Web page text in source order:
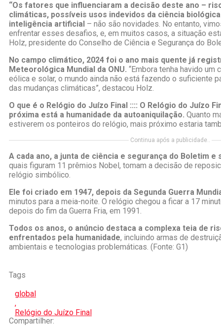
“Os fatores que influenciaram a decisão deste ano –
climáticas, possíveis usos indevidos da ciência
inteligência artificial – não são novidades. No entanto,
enfrentar esses desafios, e, em muitos casos, a situação
Holz, presidente do Conselho de Ciência e Segurança do
No campo climático, 2024 foi o ano mais quente já
Meteorológica Mundial da ONU. “Embora tenha havido
eólica e solar, o mundo ainda não está fazendo o suficiente
das mudanças climáticas”, destacou Holz.
O que é o Relógio do Juízo Final :::: O Relógio do Juízo
próxima está a humanidade da autoaniquilação. Quanto
estiverem os ponteiros do relógio, mais próximo estaria
Continua após a publicidade..
A cada ano, a junta de ciência e segurança do Boletim
quais figuram 11 prêmios Nobel, tomam a decisão de
relógio simbólico.
Ele foi criado em 1947, depois da Segunda Guerra
minutos para a meia-noite. O relógio chegou a ficar a 17
depois do fim da Guerra Fria, em 1991.
Todos os anos, o anúncio destaca a complexa teia de
enfrentados pela humanidade, incluindo armas de
ambientais e tecnologias problemáticas. (Fonte: G1)
Tags
global
,
Relógio do Juízo Final
Compartilher: